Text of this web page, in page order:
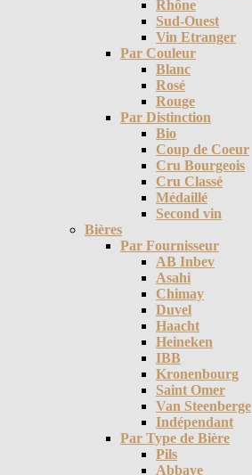
Rhône
Sud-Ouest
Vin Etranger
Par Couleur
Blanc
Rosé
Rouge
Par Distinction
Bio
Coup de Coeur
Cru Bourgeois
Cru Classé
Médaillé
Second vin
Bières
Par Fournisseur
AB Inbev
Asahi
Chimay
Duvel
Haacht
Heineken
IBB
Kronenbourg
Saint Omer
Van Steenberge
Indépendant
Par Type de Bière
Pils
Abbaye